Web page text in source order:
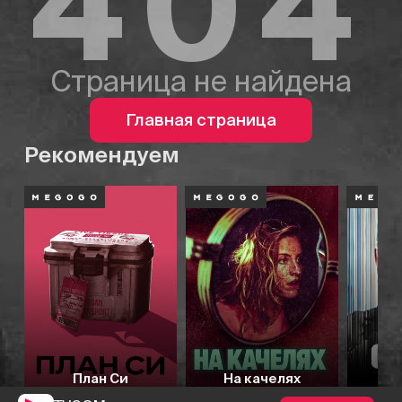
Страница не найдена
Главная страница
Рекомендуем
План Си На качелях